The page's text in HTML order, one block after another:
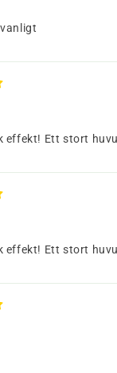
effekt! Ett stort
effekt! Ett stort